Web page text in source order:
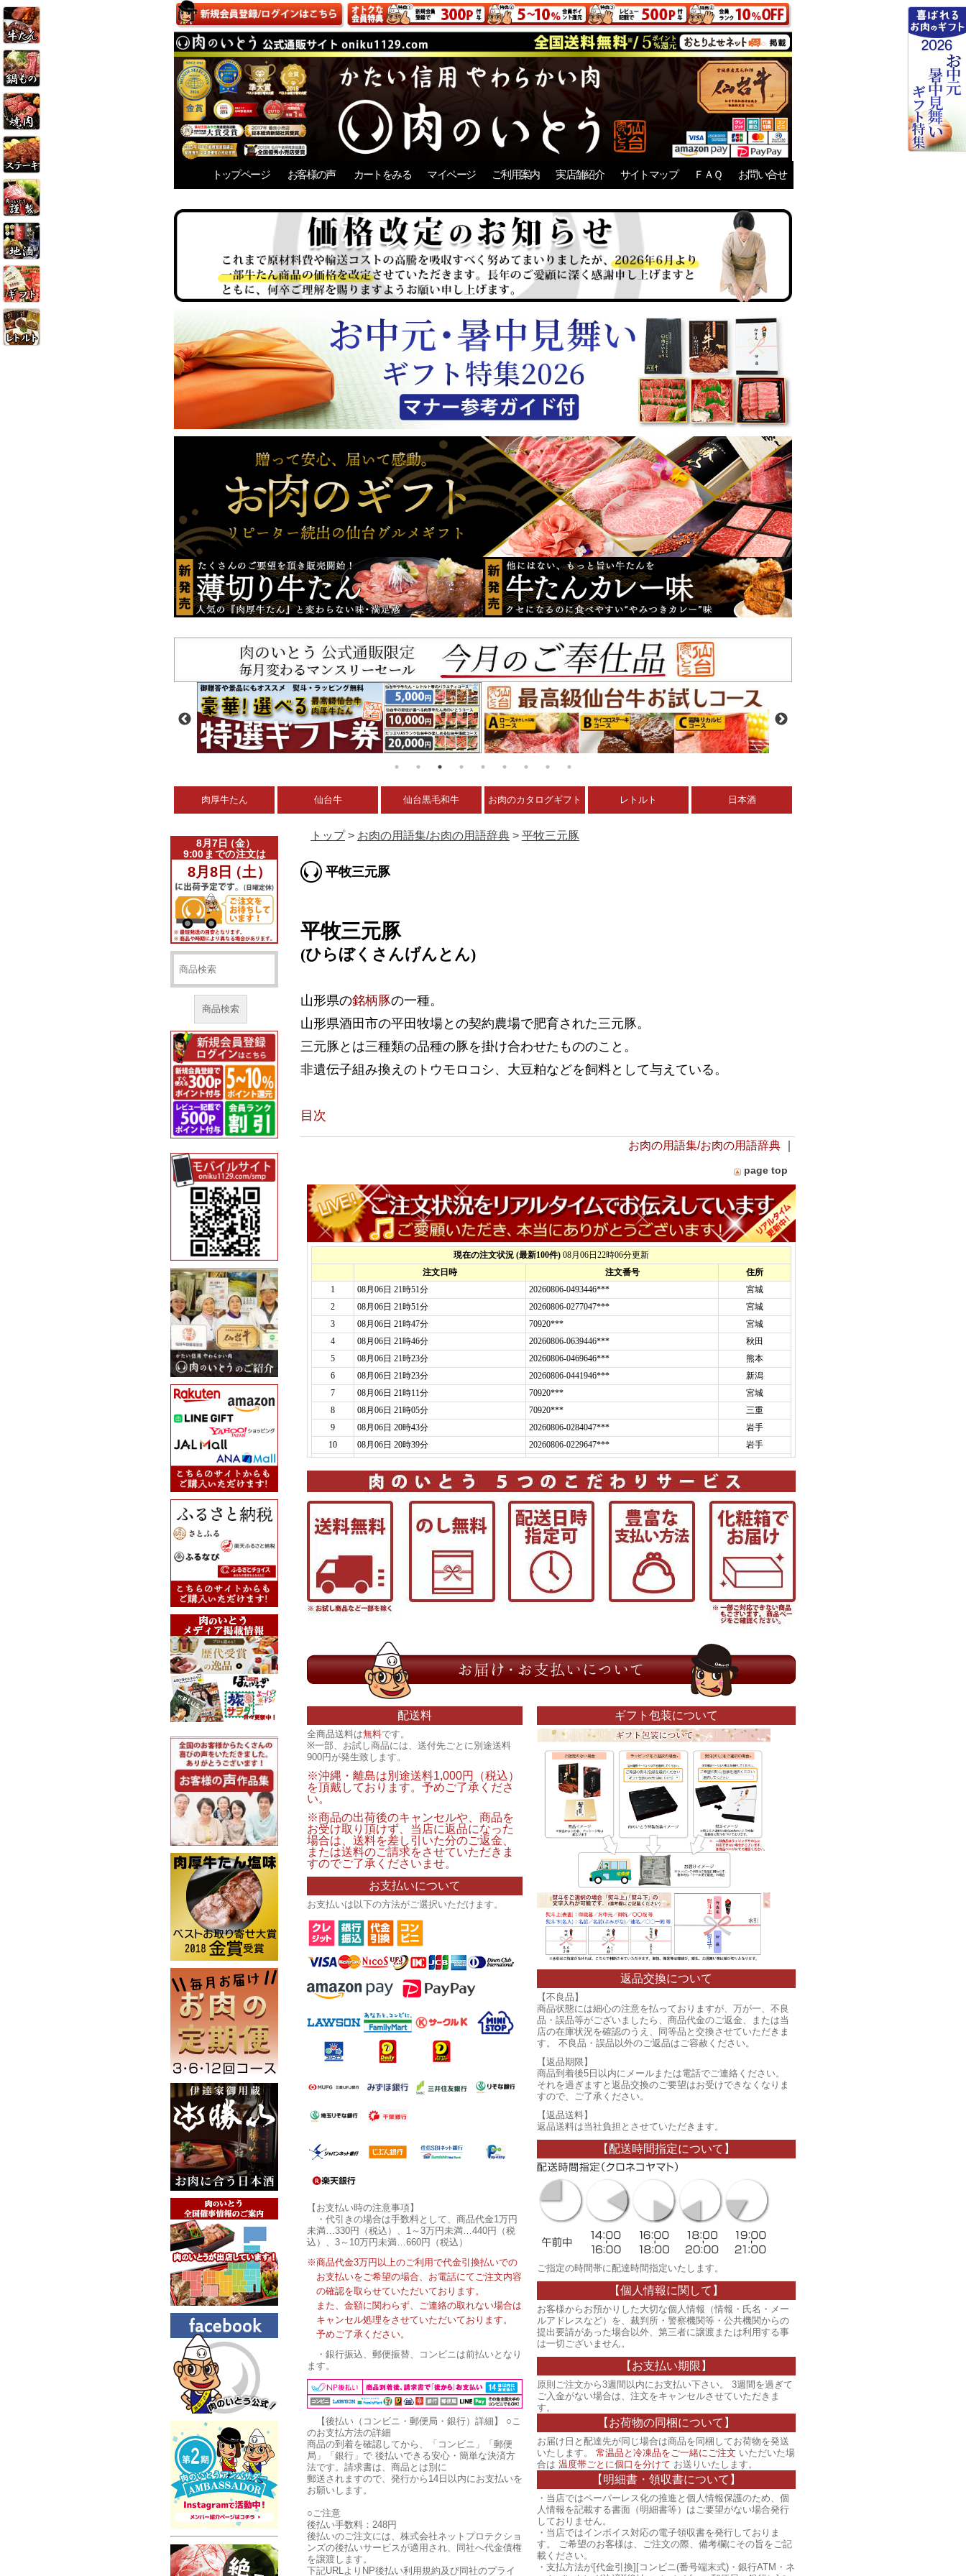
トップページ お客様の声 カートをみる マイページ ご利用案内 実店舗紹介 サイトマップ ＦＡＱ お問い合せ
肉厚牛たん 仙台牛 仙台黒毛和牛 お肉のカタログギフト レトルト 日本酒
商品検索
トップ> お肉の用語集/お肉の用語辞典 > 平牧三元豚
平牧三元豚
平牧三元豚
(ひらぼくさんげんとん)
山形県の銘柄豚の一種。
山形県酒田市の平田牧場との契約農場で肥育された三元豚。
三元豚とは三種類の品種の豚を掛け合わせたもののこと。
非遺伝子組み換えのトウモロコシ、大豆粕などを飼料として与えている。
目次
お肉の用語集/お肉の用語辞典
page top
配送料
全商品送料は無料です。
※一部、お試し商品には、送付先ごとに別途送料
900円が発生致します。
※沖縄・離島は別途送料1,000円（税込）
を頂戴しております。予めご了承くださ
い。
※商品の出荷後のキャンセルや、商品を
お受け取り頂けず、当店に返品になった
場合は、送料を差し引いた分のご返金、
または送料のご請求をさせていただきま
すのでご了承くださいませ。
お支払いについて
お支払いは以下の方法がご選択いただけます。
【お支払い時の注意事項】
・代引きの場合は手数料として、商品代金1万円
未満…330円（税込）、1～3万円未満…440円（税
込）、3～10万円未満…660円（税込）
※商品代金3万円以上のご利用で代金引換払いでの
お支払いをご希望の場合、お電話にてご注文内容
の確認を取らせていただいております。
また、金額に関わらず、ご連絡の取れない場合は
キャンセル処理をさせていただいております。
予めご了承ください。
・銀行振込、郵便振替、コンビニは前払いとなり
ます。
【後払い（コンビニ・郵便局・銀行）詳細】
○こ
のお支払方法の詳細
商品の到着を確認してから、「コンビニ」「郵便
局」「銀行」で 後払いできる安心・簡単な決済方
法です。請求書は、商品とは別に
郵送されますので、発行から14日以内にお支払いを
お願いします。
○ご注意
後払い手数料：248円
後払いのご注文には、株式会社ネットプロテクショ
ンズの後払いサービスが適用され、同社へ代金債権
を譲渡します。
下記URLよりNP後払い利用規約及び同社のプライ
ギフト包装について
返品交換について
【不良品】
商品状態には細心の注意を払っておりますが、万が一、不良
品・誤品等がございましたら、商品代金のご返金、または当
店の在庫状況を確認のうえ、同等品と交換させていただきま
す。 不良品・誤品以外のご返品はご容赦ください。
【返品期限】
商品到着後5日以内にメールまたは電話でご連絡ください。
それを過ぎますと返品交換のご要望はお受けできなくなりま
すので、ご了承ください。
【返品送料】
返品送料は当社負担とさせていただきます。
【配送時間指定について】
ご指定の時間帯に配達時間指定いたします。
【個人情報に関して】
お客様からお預かりした大切な個人情報（情報・氏名・メー
ルアドレスなど）を、裁判所・警察機関等・公共機関からの
提出要請があった場合以外、第三者に譲渡または利用する事
は一切ございません。
【お支払い期限】
原則ご注文から3週間以内にお支払い下さい。 3週間を過ぎて
ご入金がない場合は、注文をキャンセルさせていただきま
す。
【お荷物の同梱について】
お届け日と配達先が同じ場合は商品を同梱してお荷物を発送
いたします。 常温品と冷凍品をご一緒にご注文 いただいた場
合は 温度帯ごとに個口を分けて お送りいたします。
【明細書・領収書について】
・当店ではペーパーレス化の推進と個人情報保護のため、個
人情報を記載する書面（明細書等）はご要望がない場合発行
しておりません。
・当店ではインボイス対応の電子領収書を発行しておりま
す。 ご希望のお客様は、ご注文の際、備考欄にその旨をご記
載ください。
・支払方法が[代金引換][コンビニ(番号端末式)・銀行ATM・ネ